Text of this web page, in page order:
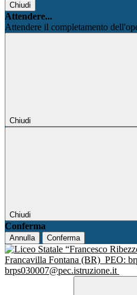
Chiudi
Attendere...
Attendere il completamento
Chiudi
Chiudi
Conferma
Annulla Conferma
Francavilla Fontana (BR) PEO:
brps030007@pec.istruzione.it